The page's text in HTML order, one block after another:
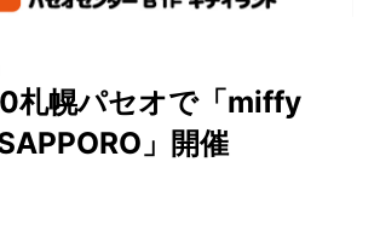
幌パセオで「miffy
」開催